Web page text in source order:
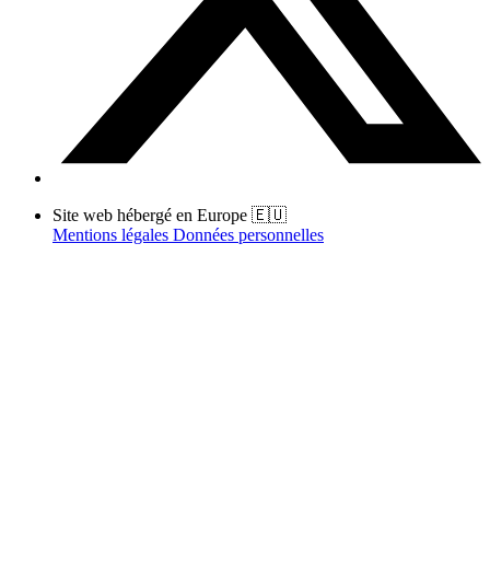
Site web hébergé en Europe 🇪🇺
Mentions légales Données personnelles